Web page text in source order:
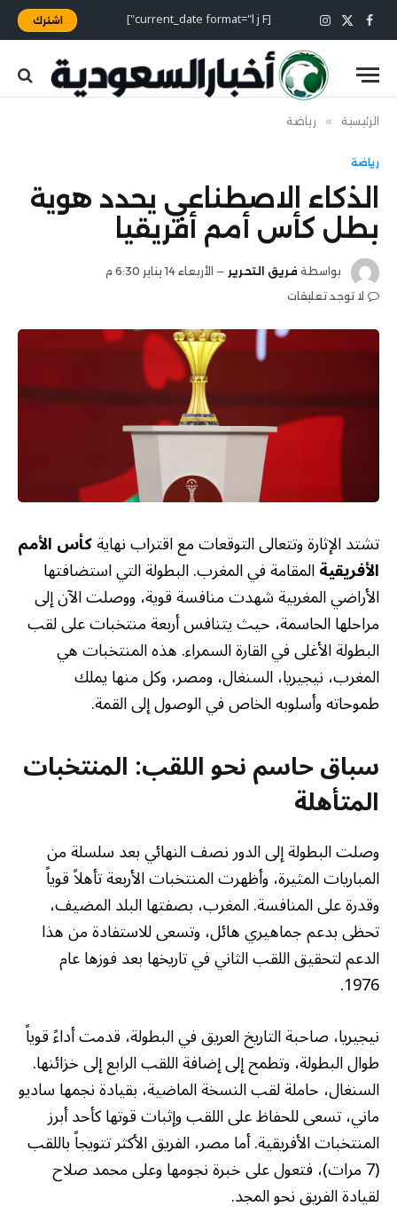
فيسبوك
X
(Twitter)
الانستغرام [current_date format="l j F"] اشترك
الرئيسية » رياضة
رياضة
الذكاء الاصطناعي يحدد هوية
بطل كأس أمم أفريقيا
بواسطة فريق التحرير
الأربعاء 14 يناير 6:30 م
لا توجد تعليقات
تشتد الإثارة وتتعالى التوقعات مع اقتراب نهايةكأس الأمم
الأفريقيةالمقامة في المغرب. البطولة التي استضافتها
الأراضي المغربية شهدت منافسة قوية، ووصلت الآن إلى
مراحلها الحاسمة، حيث يتنافس أربعة منتخبات على لقب
البطولة الأغلى في القارة السمراء. هذه المنتخبات هي
المغرب، نيجيريا، السنغال، ومصر، وكل منها يملك
طموحاته وأسلوبه الخاص في الوصول إلى القمة.
سباق حاسم نحو اللقب: المنتخبات
المتأهلة
وصلت البطولة إلى الدور نصف النهائي بعد سلسلة من
المباريات المثيرة، وأظهرت المنتخبات الأربعة تأهلاً قوياً
وقدرة على المنافسة. المغرب، بصفتها البلد المضيف،
تحظى بدعم جماهيري هائل، وتسعى للاستفادة من هذا
الدعم لتحقيق اللقب الثاني في تاريخها بعد فوزها عام
1976.
نيجيريا، صاحبة التاريخ العريق في البطولة، قدمت أداءً قوياً
طوال البطولة، وتطمح إلى إضافة اللقب الرابع إلى خزائنها.
السنغال، حاملة لقب النسخة الماضية، بقيادة نجمها ساديو
ماني، تسعى للحفاظ على اللقب وإثبات قوتها كأحد أبرز
المنتخبات الأفريقية. أما مصر، الفريق الأكثر تتويجاً باللقب
(7 مرات)، فتعول على خبرة نجومها وعلى محمد صلاح
لقيادة الفريق نحو المجد.